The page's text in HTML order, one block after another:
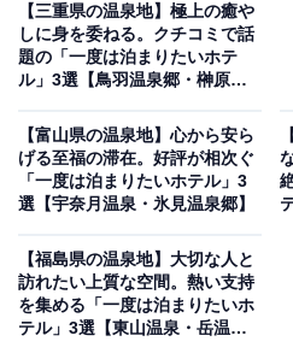
天然温泉 浜辺の宿あさひや（画像：「
Webサイトより）
「天然温泉 浜辺の宿あさひや
心地よい天然温泉の湯に癒や
と過ごせます。食事では、地
【三重県の温泉地】極上の癒や
しに身を委ねる。クチコミで話
題の「一度は泊まりたいホテ
ル」3選【鳥羽温泉郷・榊原温
【富山県の温泉地】心から安ら
げる至福の滞在。好評が相次ぐ
「一度は泊まりたいホテル」3
選【宇奈月温泉・氷見温泉郷】
【福島県の温泉地】大切な人と
訪れたい上質な空間。熱い支持
を集める「一度は泊まりたいホ
テル」3選【東山温泉・岳温